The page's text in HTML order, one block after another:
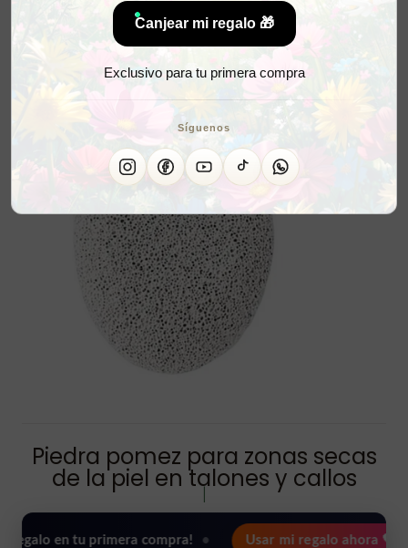
Canjear mi regalo 🎁
Exclusivo para tu primera compra
Síguenos
Piedra pomez para zonas secas
de la piel en talones y callos
tu primera compra! • Usar mi regalo ahora 🖤 🎉